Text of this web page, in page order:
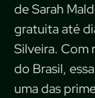
de Sarah
gratuita até
Silveira. Com
do Brasil,
uma das